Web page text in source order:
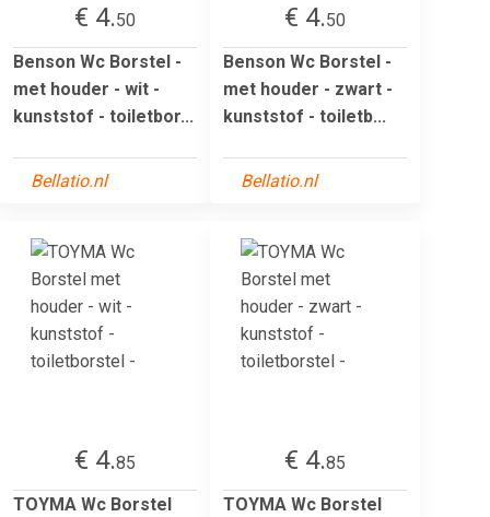
€ 4.50
Benson Wc Borstel -
met houder - wit -
kunststof - toiletbor...
Bellatio.nl
€ 4.50
Benson Wc Borstel -
met houder - zwart -
kunststof - toiletb...
Bellatio.nl
€ 4.85
TOYMA Wc Borstel
€ 4.85
TOYMA Wc Borstel